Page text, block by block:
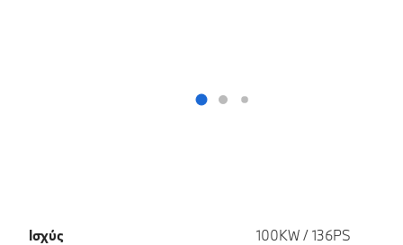
Ισχύς 100KW / 136PS